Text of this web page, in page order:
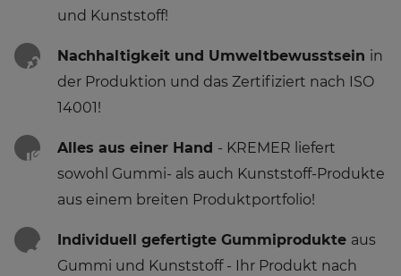
und Kunststoff!
Nachhaltigkeit und Umweltbewusstsein in
der Produktion und das Zertifiziert nach ISO
14001!
Alles aus einer Hand - KREMER liefert
sowohl Gummi- als auch Kunststoff-Produkte
aus einem breiten Produktportfolio!
Individuell gefertigte Gummiprodukte aus
Gummi und Kunststoff - Ihr Produkt nach